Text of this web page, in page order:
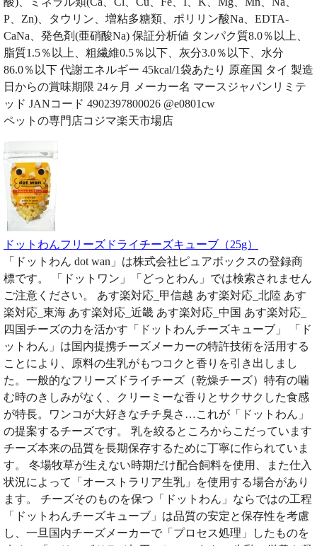
P、Zn)、タウリン、増粘多糖類、ポリリン酸Na、EDTA-
CaNa、発色剤(亜硝酸Na) 保証分析値 タンパク質8.0％以上、
脂質1.5％以上、粗繊維0.5％以下、灰分3.0％以下、水分
86.0％以下 代謝エネルギー 45kcal/1袋あたり 原産国 タイ 製造
日からの賞味期限 24ヶ月 メーカー名 マースジャパンリミテ
ッド JANコード 4902397800026 @e0801cw
ペットの専門店コジマ楽天市場店
ドットわんフリーズドライチーズキューブ（25g）
「ドットわん dot wan」は株式会社ピュアボックスの登録商
標です。 「ドットワン」「どっとわん」では検索されません
ご注意ください。 あす楽対応_甲信越 あす楽対応_北陸 あす
楽対応_東海 あす楽対応_近畿 あす楽対応_中国 あす楽対応_
四国チーズの力を活かす「ドットわんチーズキューブ」 「ド
ットわん」は国内提携チーズメーカーの特許技術を活用する
ことにより、原料の生乳がもつコクと香りを引き出しまし
た。一般的なフリーズドライチーズ（乾燥チーズ）特有の噛
む時のきしみがなく、クリーミーな香りとサクサクした食感
が特長。ワンコが大好きなチチ臭さ…これが「ドットわん」
の提案するチーズです。 乳を絞るところからこだっています
チーズ本来の品質を長期保存するために丁寧に作られていま
す。 冬場牧草が生えない時期だけ配合飼料を使用、また仕入
状況によって「オーストラリア生乳」を使用する場合があり
ます。 チーズそのものを保つ「ドットわん」ならではの工程
「ドットわんチーズキューブ」は品質の安定と保存性を考慮
し、一旦国内チーズメーカーで「プロセス処理」したものを